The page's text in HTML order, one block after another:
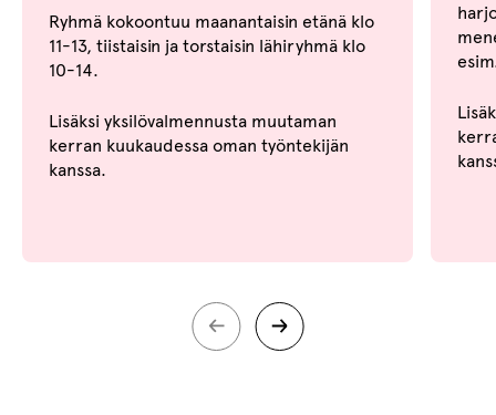
Ryhmä kokoontuu maanantaisin etänä klo
11-13, tiistaisin ja torstaisin lähiryhmä klo
10-14.
Lisäksi yksilövalmennusta muutaman
kerran kuukaudessa oman työntekijän
kanssa.